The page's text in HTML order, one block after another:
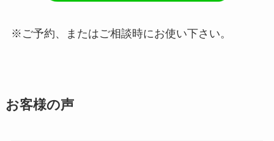
※ご予約、またはご相談時にお使い下さい。
お客様の声